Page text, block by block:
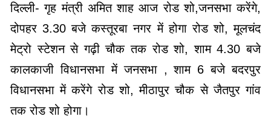
दिल्ली- गृह मंत्री अमित शाह आज रोड शो,जनसभा करेंगे,
दोपहर 3.30 बजे कस्तूरबा नगर में होगा रोड शो, मूलचंद
मेट्रो स्टेशन से गढ़ी चौक तक रोड शो, शाम 4.30 बजे
कालकाजी विधानसभा में जनसभा , शाम 6 बजे बदरपुर
विधानसभा में करेंगे रोड शो, मीठापुर चौक से जैतपुर गांव
तक रोड शो होगा।